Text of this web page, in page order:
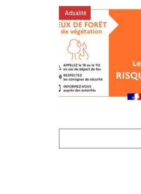
Actualité